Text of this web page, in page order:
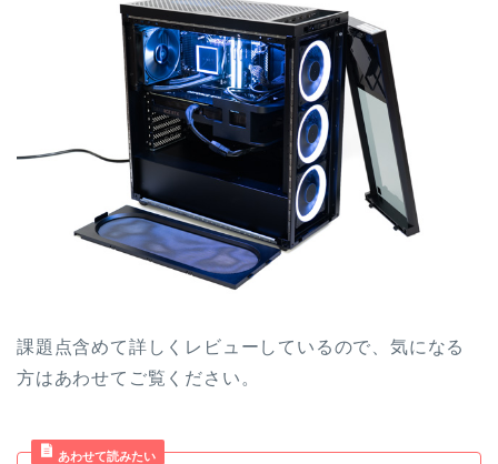
課題点含めて詳しくレビューしているので、気になる
方はあわせてご覧ください。